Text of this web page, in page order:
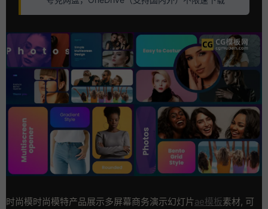
时尚模时尚模特产品展示多屏幕商务演示幻灯片ae模板素材, 可